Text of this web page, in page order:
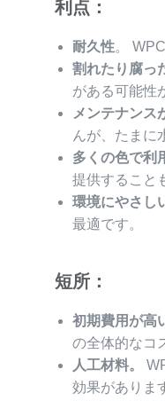
利点：
耐久性。
割れたり腐っ
がある可能性
メンテナンス
んが、たまに
多くの色で利
提供すること
環境にやさし
最適です。
短所：
初期費用が高
の全体的なコ
人工材料。
効果がありま